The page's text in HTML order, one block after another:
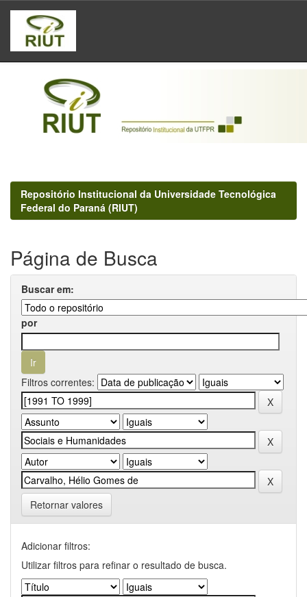
Skip
navigation
Repositório Institucional da Universidade Tecnológica
Federal do Paraná (RIUT)
Página de Busca
Buscar em:
por
Filtros correntes:
Retornar valores
Adicionar filtros:
Utilizar filtros para refinar o resultado de busca.